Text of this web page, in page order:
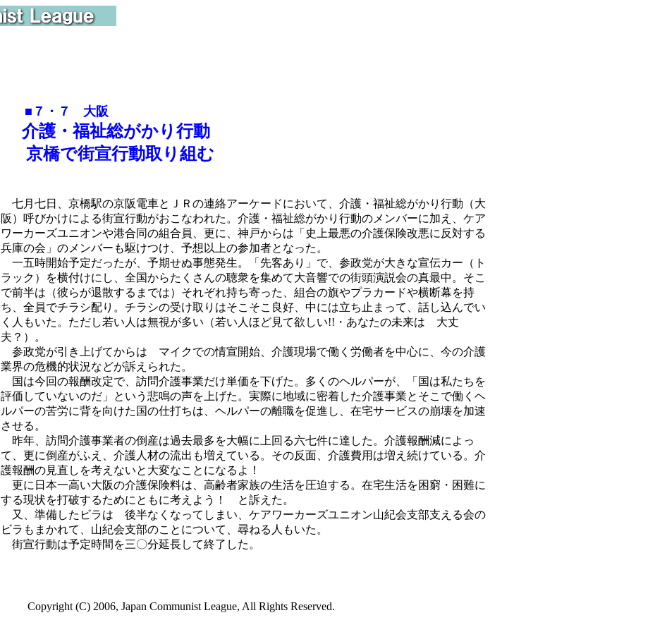
■７・７ 大阪
介護・福祉総がかり行動
京橋で街宣行動取り組む
七月七日、京橋駅の京阪電車とＪＲの連絡アーケードにおいて、介護・福祉総がかり行動（大
阪）呼びかけによる街宣行動がおこなわれた。介護・福祉総がかり行動のメンバーに加え、ケア
ワーカーズユニオンや港合同の組合員、更に、神戸からは「史上最悪の介護保険改悪に反対する
兵庫の会」のメンバーも駆けつけ、予想以上の参加者となった。
一五時開始予定だったが、予期せぬ事態発生。「先客あり」で、参政党が大きな宣伝カー（ト
ラック）を横付けにし、全国からたくさんの聴衆を集めて大音響での街頭演説会の真最中。そこ
で前半は（彼らが退散するまでは）それぞれ持ち寄った、組合の旗やプラカードや横断幕を持
ち、全員でチラシ配り。チラシの受け取りはそこそこ良好、中には立ち止まって、話し込んでい
く人もいた。ただし若い人は無視が多い（若い人ほど見て欲しい!!・あなたの未来は 大丈
夫？）。
参政党が引き上げてからは マイクでの情宣開始、介護現場で働く労働者を中心に、今の介護
業界の危機的状況などが訴えられた。
国は今回の報酬改定で、訪問介護事業だけ単価を下げた。多くのヘルパーが、「国は私たちを
評価していないのだ」という悲鳴の声を上げた。実際に地域に密着した介護事業とそこで働くヘ
ルパーの苦労に背を向けた国の仕打ちは、ヘルパーの離職を促進し、在宅サービスの崩壊を加速
させる。
昨年、訪問介護事業者の倒産は過去最多を大幅に上回る六七件に達した。介護報酬減によっ
て、更に倒産がふえ、介護人材の流出も増えている。その反面、介護費用は増え続けている。介
護報酬の見直しを考えないと大変なことになるよ！
更に日本一高い大阪の介護保険料は、高齢者家族の生活を圧迫する。在宅生活を困窮・困難に
する現状を打破するためにともに考えよう！ と訴えた。
又、準備したビラは 後半なくなってしまい、ケアワーカーズユニオン山紀会支部支える会の
ビラもまかれて、山紀会支部のことについて、尋ねる人もいた。
街宣行動は予定時間を三〇分延長して終了した。
Copyright (C) 2006, Japan Communist League, All Rights Reserved.